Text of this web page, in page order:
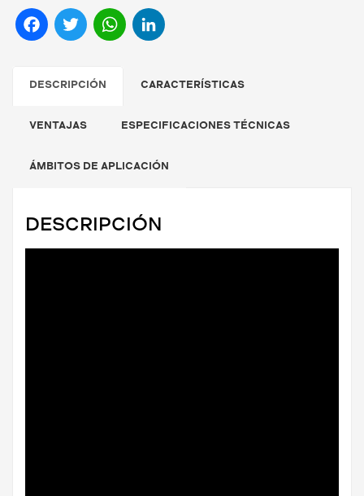
Facebook
TwitterWhatsApp
DESCRIPCIÓN CARACTERÍSTICAS
VENTAJAS ESPECIFICACIONES TÉCNICAS
ÁMBITOS DE APLICACIÓN
DESCRIPCIÓN